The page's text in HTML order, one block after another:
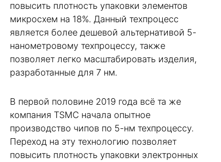
повысить плотность упаковки элементов
микросхем на 18%. Данный техпроцесс
является более дешевой альтернативой 5-
нанометровому техпроцессу, также
позволяет легко масштабировать изделия,
разработанные для 7 нм.
В первой половине 2019 года всё та же
компания TSMC начала опытное
производство чипов по 5-нм техпроцессу.
Переход на эту технологию позволяет
повысить плотность упаковки электронных